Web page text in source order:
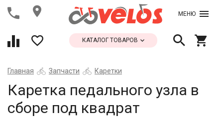
МЕНЮ
КАТАЛОГ ТОВАРОВ
Главная Запчасти Каретки
Каретка педального узла в
сборе под квадрат